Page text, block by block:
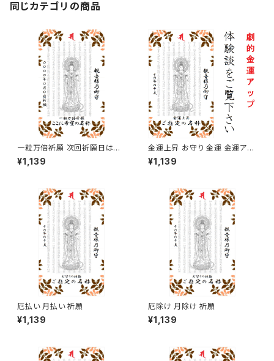
同じカテゴリの商品
一粒万倍祈願 次回祈願日は二
〇二六年三月十七日となり、発
送は祈願日当日以降で購入順と
¥1,139
金運上昇 お守り 金運 金運アッ
プ
¥1,139
厄払い 月払い 祈願
¥1,139
厄除け 月除け 祈願
¥1,139